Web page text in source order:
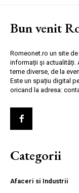
Bun venit
Romeonet.ro un site
informații și actualități.
teme diverse, de la
Este un spațiu digital
oricand la adresa:
Categorii
Afaceri si Industrii